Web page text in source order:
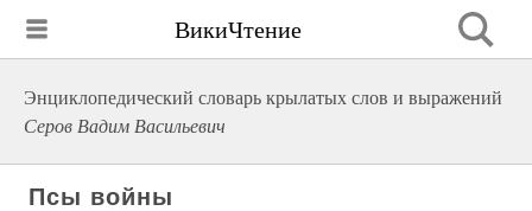
ВикиЧтение
Энциклопедический словарь крылатых слов и выражений
Серов Вадим Васильевич
Псы войны